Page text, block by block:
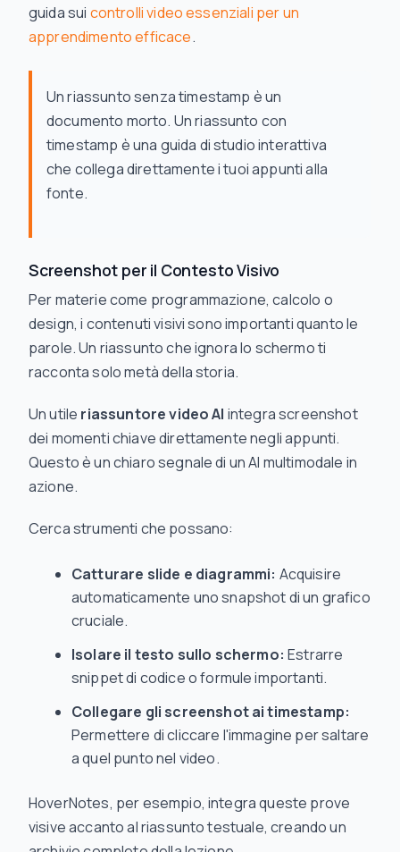
guida sui controlli video essenziali per un
apprendimento efficace.
Un riassunto senza timestamp è un
documento morto. Un riassunto con
timestamp è una guida di studio interattiva
che collega direttamente i tuoi appunti alla
fonte.
Screenshot per il Contesto Visivo
Per materie come programmazione, calcolo o
design, i contenuti visivi sono importanti quanto le
parole. Un riassunto che ignora lo schermo ti
racconta solo metà della storia.
Un utile riassuntore video AI integra screenshot
dei momenti chiave direttamente negli appunti.
Questo è un chiaro segnale di un AI multimodale in
azione.
Cerca strumenti che possano:
Catturare slide e diagrammi: Acquisire
automaticamente uno snapshot di un grafico
cruciale.
Isolare il testo sullo schermo: Estrarre
snippet di codice o formule importanti.
Collegare gli screenshot ai timestamp:
Permettere di cliccare l'immagine per saltare
a quel punto nel video.
HoverNotes, per esempio, integra queste prove
visive accanto al riassunto testuale, creando un